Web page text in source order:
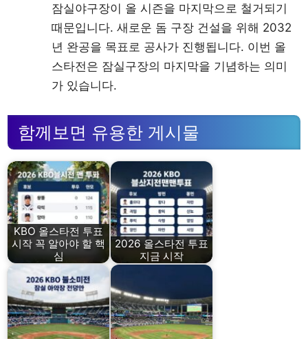
잠실야구장이 올 시즌을 마지막으로 철거되기
때문입니다. 새로운 돔 구장 건설을 위해 2032
년 완공을 목표로 공사가 진행됩니다. 이번 올
스타전은 잠실구장의 마지막을 기념하는 의미
가 있습니다.
함께보면 유용한 게시물
KBO 올스타전 투표
시작 꼭 알아야 할 핵
심
2026 올스타전 투표
지금 시작